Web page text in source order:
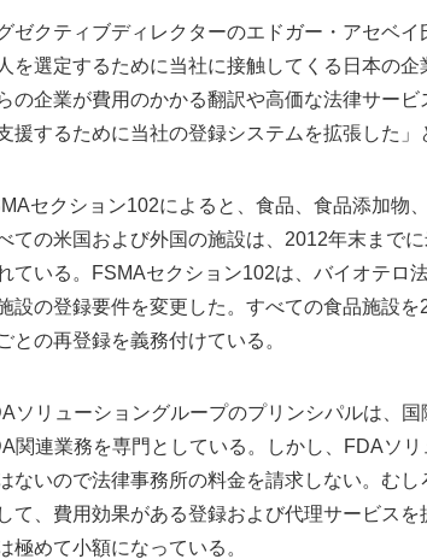
ゼクティブディレクターのエドガー・アセベ
を選定するために当社に接触してくる日本の
の企業が費用のかかる翻訳や高価な法律サー
援するために当社の登録システムを拡張した」
セクション102によると、食品、食品添加物
ての米国および外国の施設は、2012年末まで
ている。FSMAセクション102は、バイオテロ
設の登録要件を変更した。すべての食品施設
との再登録を義務付けている。
ソリューショングループのプリンシパルは、
関連業務を専門としている。しかし、FDAソ
ないので法律事務所の料金を請求しない。む
て、費用効果がある登録および代理サービス
極めて小額になっている。